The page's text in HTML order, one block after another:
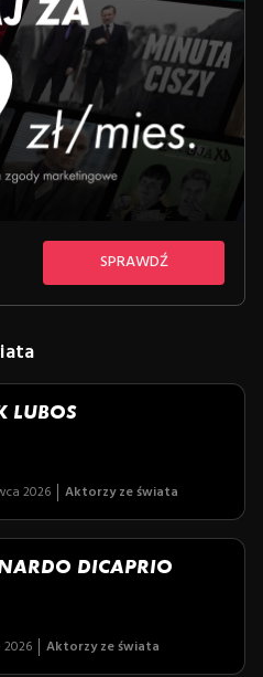
SPRAWDŹ
LUBOS
2026 Aktorzy ze świata
DICAPRIO
Aktorzy ze świata